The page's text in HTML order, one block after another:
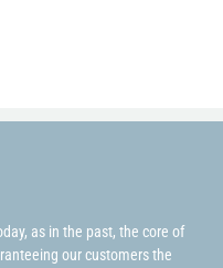
as in the past, the core of
our customers the